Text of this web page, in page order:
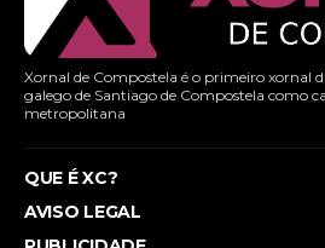
Xornal de Compostela é o primeiro xornal
galego de Santiago de Compostela como
metropolitana
QUE É XC?
AVISO LEGAL